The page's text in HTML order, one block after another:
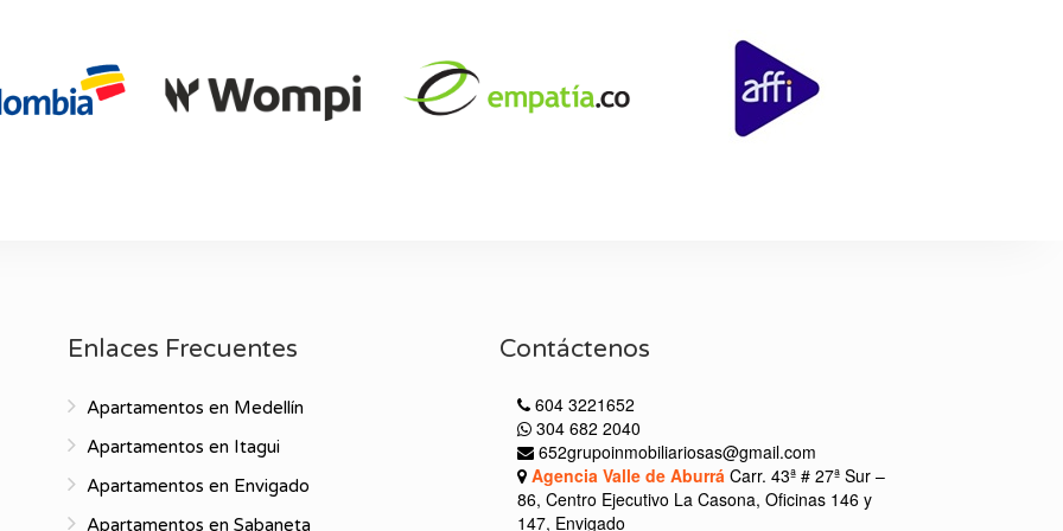
Enlaces Frecuentes
Apartamentos en Medellín
Apartamentos en Itagui
Apartamentos en Envigado
Apartamentos en Sabaneta
Contáctenos
604 3221652
304 682 2040
652grupoinmobiliariosas@gmail.com
Agencia Valle de AburráCarr. 43ª # 27ª Sur –
86, Centro Ejecutivo La Casona, Oficinas 146 y
147, Envigado